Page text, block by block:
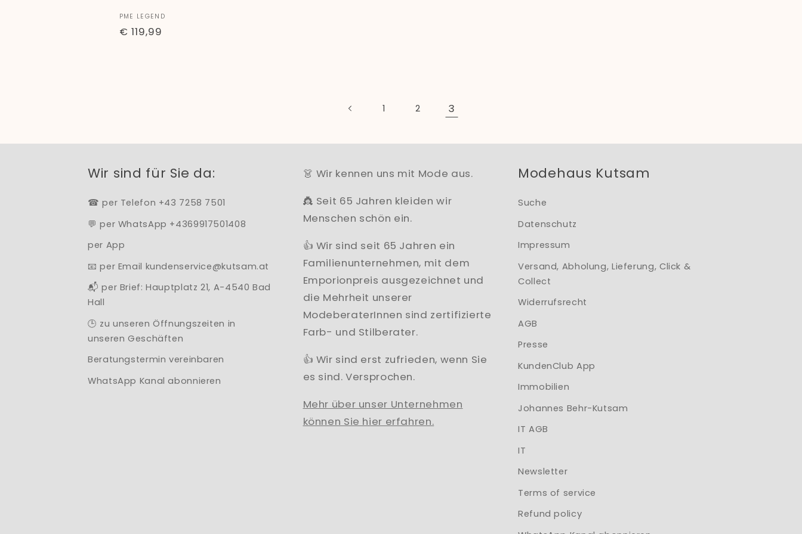
Anbieter:
PME LEGEND
Normaler
€ 119,99
1 2 3
Wir sind für Sie da:
☎ per Telefon +43 7258 7501
💬 per WhatsApp +4369917501408
per App
📧 per Email kundenservice@kutsam.at
📬 per Brief: Hauptplatz 21, A-4540 Bad
Hall
🕒 zu unseren Öffnungszeiten in
unseren Geschäften
Beratungstermin vereinbaren
WhatsApp Kanal abonnieren
👗 Wir kennen uns mit Mode aus.
👸 Seit 65 Jahren kleiden wir
Menschen schön ein.
👍 Wir sind seit 65 Jahren ein
Familienunternehmen, mit dem
Emporionpreis ausgezeichnet und
die Mehrheit unserer
ModeberaterInnen sind zertifizierte
Farb- und Stilberater.
👍 Wir sind erst zufrieden, wenn Sie
es sind. Versprochen.
Mehr über unser Unternehmen
können Sie hier erfahren.
Modehaus Kutsam
Suche
Datenschutz
Impressum
Versand, Abholung, Lieferung, Click &
Collect
Widerrufsrecht
AGB
Presse
KundenClub App
Immobilien
Johannes Behr-Kutsam
IT AGB
IT
Newsletter
Terms of service
Refund policy